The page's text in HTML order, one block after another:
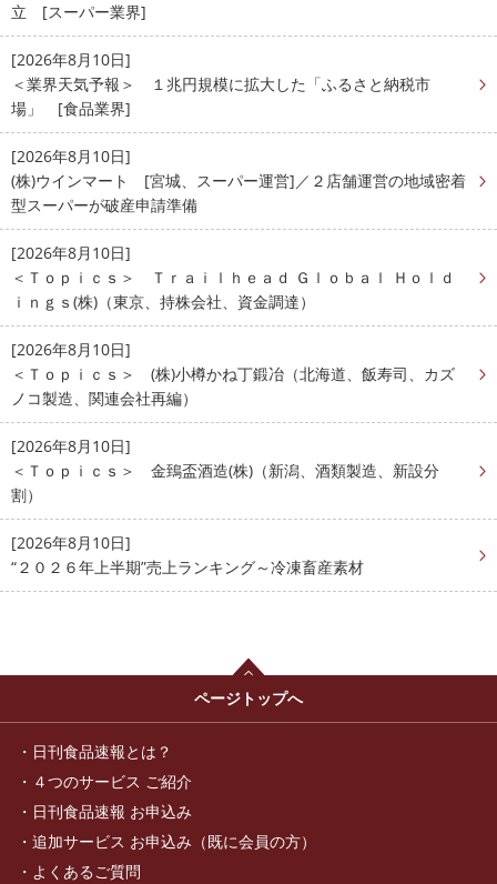
立 [スーパー業界]
[2026年8月10日]
＜業界天気予報＞ １兆円規模に拡大した「ふるさと納税市
場」 [食品業界]
[2026年8月10日]
(株)ウインマート [宮城、スーパー運営]／２店舗運営の地域密着
型スーパーが破産申請準備
[2026年8月10日]
＜Ｔｏｐｉｃｓ＞ Ｔｒａｉｌｈｅａｄ Ｇｌｏｂａｌ Ｈｏｌｄ
ｉｎｇｓ(株)（東京、持株会社、資金調達）
[2026年8月10日]
＜Ｔｏｐｉｃｓ＞ (株)小樽かね丁鍛冶（北海道、飯寿司、カズ
ノコ製造、関連会社再編）
[2026年8月10日]
＜Ｔｏｐｉｃｓ＞ 金鵄盃酒造(株)（新潟、酒類製造、新設分
割）
[2026年8月10日]
“２０２６年上半期”売上ランキング～冷凍畜産素材
ページトップへ
日刊食品速報とは？
４つのサービス ご紹介
日刊食品速報 お申込み
追加サービス お申込み（既に会員の方）
よくあるご質問